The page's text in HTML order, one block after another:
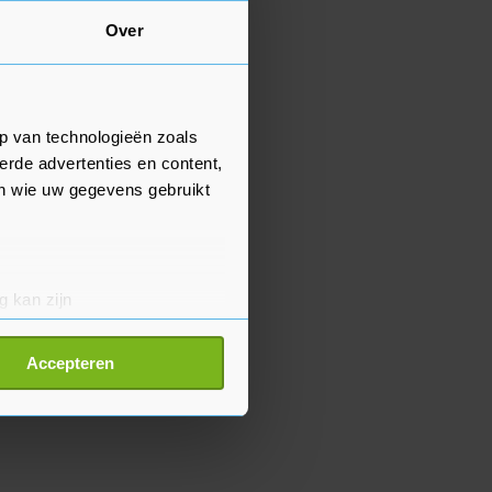
Over
van technologieën zoals
advertenties en content,
wie uw gegevens gebruikt
kan zijn
detailgedeelte
Accepteren